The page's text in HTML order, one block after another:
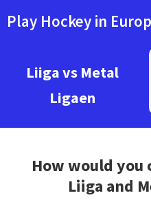
Play Hockey in
Liiga vs Metal
Ligaen
How would you
Liiga and